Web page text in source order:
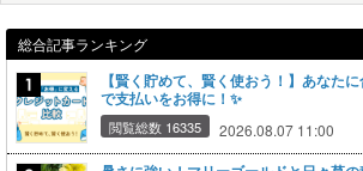
総合記事ランキング
【賢く貯めて、賢く使おう！】あなた
で支払いをお得に！✨
閲覧総数 16335 2026.08.07 11:00